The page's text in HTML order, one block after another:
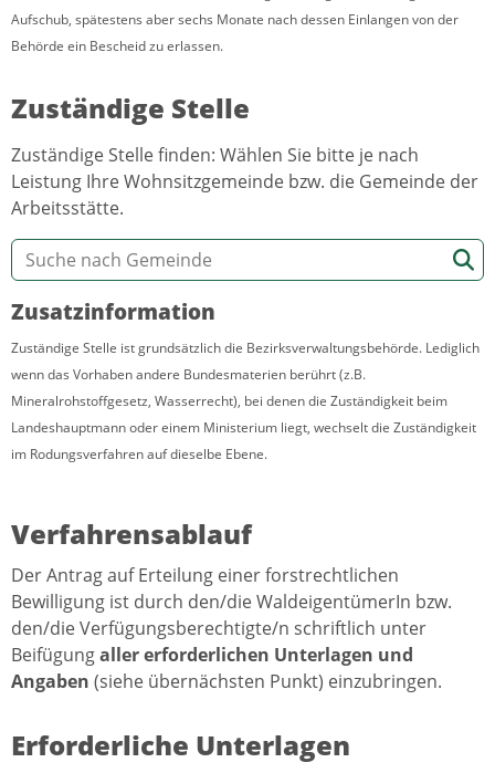
Aufschub, spätestens aber sechs Monate nach dessen Einlangen von der
Behörde ein Bescheid zu erlassen.
Zuständige Stelle
Zuständige Stelle finden: Wählen Sie bitte je nach
Leistung Ihre Wohnsitzgemeinde bzw. die Gemeinde der
Arbeitsstätte.
Zusatzinformation
Zuständige Stelle ist grundsätzlich die Bezirksverwaltungsbehörde. Lediglich
wenn das Vorhaben andere Bundesmaterien berührt (z.B.
Mineralrohstoffgesetz, Wasserrecht), bei denen die Zuständigkeit beim
Landeshauptmann oder einem Ministerium liegt, wechselt die Zuständigkeit
im Rodungsverfahren auf dieselbe Ebene.
Verfahrensablauf
Der Antrag auf Erteilung einer forstrechtlichen
Bewilligung ist durch den/die WaldeigentümerIn bzw.
den/die Verfügungsberechtigte/n schriftlich unter
Beifügungallererforderlichen Unterlagen und
Angaben (siehe übernächsten Punkt) einzubringen.
Erforderliche Unterlagen